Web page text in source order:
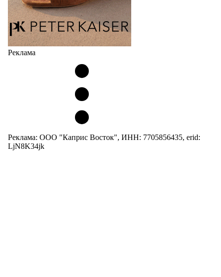
Реклама
Реклама: ООО "Каприс Восток", ИНН: 7705856435, erid:
LjN8K34jk